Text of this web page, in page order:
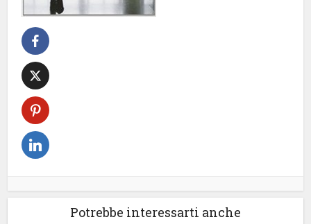
Potrebbe interessarti anche